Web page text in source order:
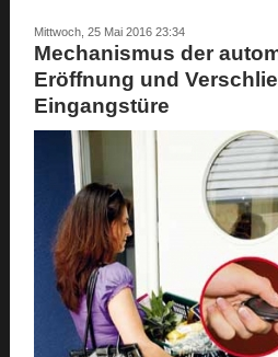
Mittwoch, 25 Mai 2016 23:34
Mechanismus der
Eröffnung und
Eingangstüre